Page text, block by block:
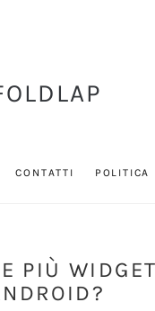
CONTATTI POLITICA
PIÙ